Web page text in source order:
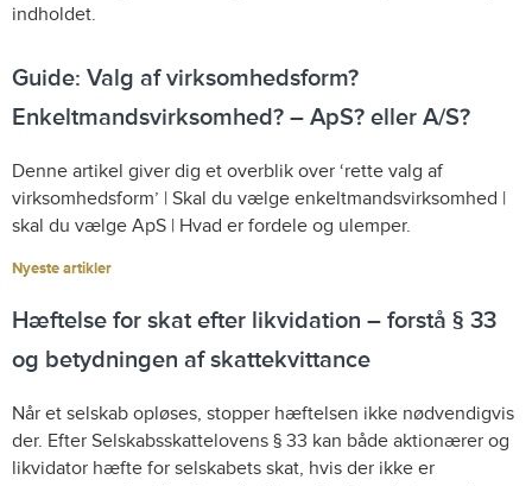
indholdet.
Guide: Valg af virksomhedsform?
Enkeltmandsvirksomhed? – ApS? eller A/S?
Denne artikel giver dig et overblik over ‘rette valg af
virksomhedsform’ | Skal du vælge enkeltmandsvirksomhed |
skal du vælge ApS | Hvad er fordele og ulemper.
Nyeste artikler
Hæftelse for skat efter likvidation – forstå § 33
og betydningen af skattekvittance
Når et selskab opløses, stopper hæftelsen ikke nødvendigvis
der. Efter Selskabsskattelovens § 33 kan både aktionærer og
likvidator hæfte for selskabets skat, hvis der ikke er